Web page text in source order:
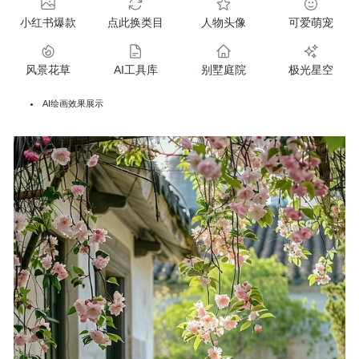
小红书爆款 点此换类目 人物头像 可爱萌宠
风景花草 AI工具库 别墅庭院 极光星空
AI绘画效果展示